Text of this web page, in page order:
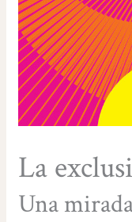
La
Una